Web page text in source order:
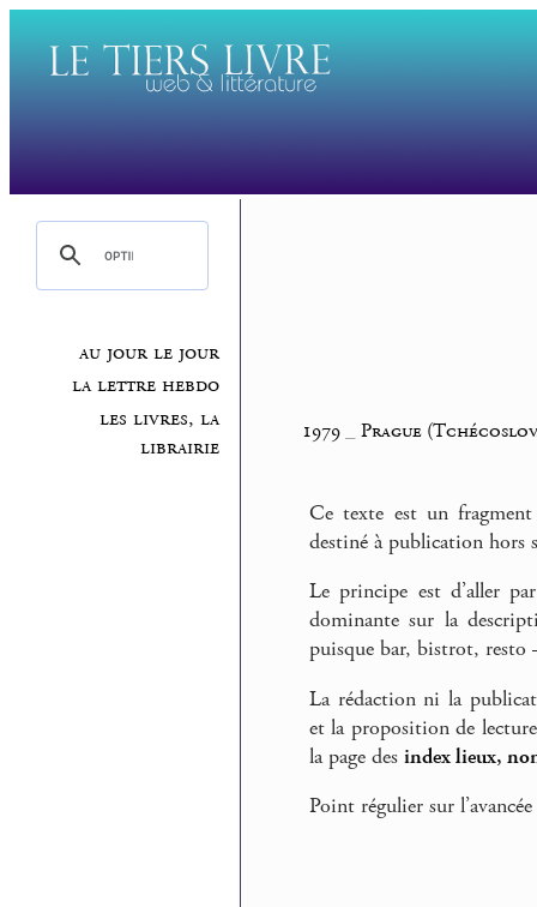
au jour le jour
la lettre hebdo
les livres, la
librairie
1979_ Prague
Ce texte est un
destiné à publication hors
Le principe est d’aller
dominante sur la
puisque bar, bistrot,
La rédaction ni la
et la proposition de
la page des index lieux,
Point régulier sur